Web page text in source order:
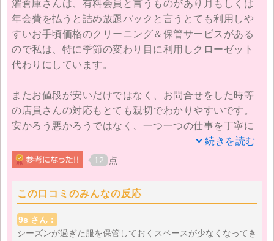
濯倉庫さんは、有料会員と言うものがあり月もしくは
年会費を払うと詰め放題パックと言うとても利用しや
すいお手頃価格のクリーニング＆保管サービスがある
ので私は、特に季節の変わり目に利用しクローゼット
代わりにしています。
またお値段が安いだけではなく、お問合せをした時等
の店員さんの対応もとても親切でわかりやすいです。
安かろう悪かろうではなく、一つ一つの仕事を丁寧に
してくださるのが電話の対応でもお伺いできますし、
安心してお願いすることができる雰囲気です。
今のところクリーニングもトラブルなくお手頃価格で
綺麗にしてもらえているので、とても気に入っていま
す。しかも環境の整ったところに衣類を長期保管くれ
ていると言うのも嬉しいサービスです。家に保管して
続きを読む
12 点
この口コミのみんなの反応
9s さん：
シーズンが過ぎた服を保管しておくスペースが少なくなってき